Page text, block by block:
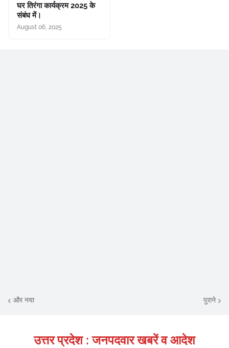
घर तिरंगा कार्यक्रम 2025 के
संबंध में।
August 06, 2025
और नया पुराने
उत्तर प्रदेश : जनपदवार खबरें व आदेश